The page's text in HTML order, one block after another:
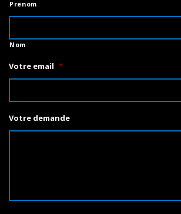
Prenom
Nom
Votre email *
Votre demande